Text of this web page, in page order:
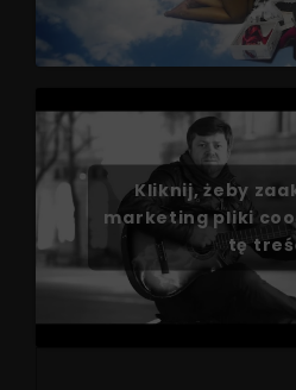
Kliknij, żeby
marketing pliki
tę